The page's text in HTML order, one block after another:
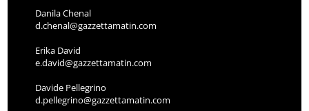
Danila Chenal
d.chenal@gazzettamatin.com
Erika David
e.david@gazzettamatin.com
Davide Pellegrino
d.pellegrino@gazzettamatin.com